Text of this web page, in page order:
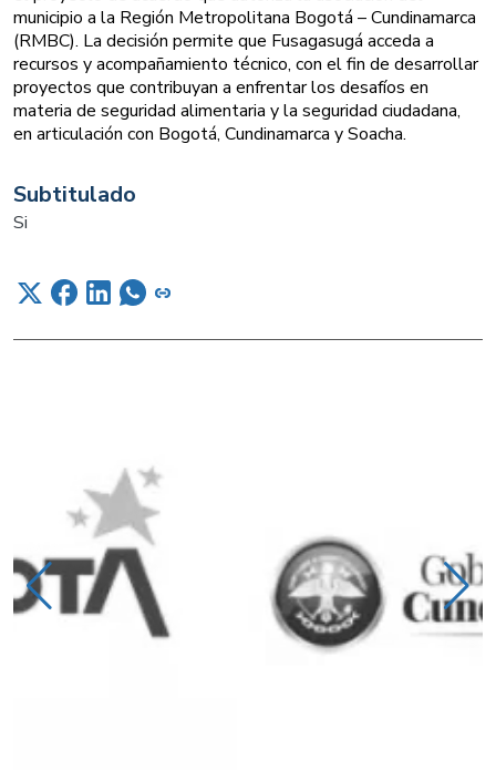
municipio a la Región Metropolitana Bogotá – Cundinamarca
(RMBC). La decisión permite que Fusagasugá acceda a
recursos y acompañamiento técnico, con el fin de desarrollar
proyectos que contribuyan a enfrentar los desafíos en
materia de seguridad alimentaria y la seguridad ciudadana,
en articulación con Bogotá, Cundinamarca y Soacha.
Subtitulado
Si